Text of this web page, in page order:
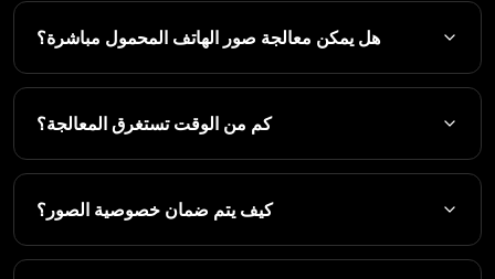
هل يمكن معالجة صور الهاتف المحمول مباشرة؟
كم من الوقت تستغرق المعالجة؟
كيف يتم ضمان خصوصية الصور؟